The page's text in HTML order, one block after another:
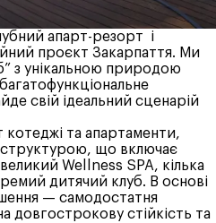
апарт-резорт і
проєкт Закарпаття. Ми
з унікальною природою
свій ідеальний сценарій
котеджі та апартаменти,
що включає
Wellness SPA, кілька
дитячий клуб. В основі
— самодостатня
довгострокову стійкість та